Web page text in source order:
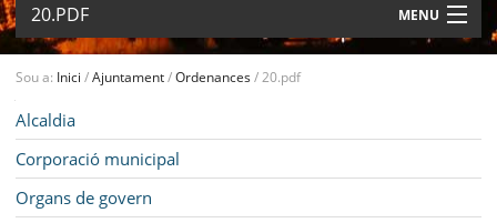
20.PDF MENU
MUNICIPI
SEU ELECTRÒNICA
BELL-LLOC SOLUCIONA
Sou a: Inici /Ajuntament/Ordenances/20.pdf
Alcaldia
Corporació municipal
Organs de govern